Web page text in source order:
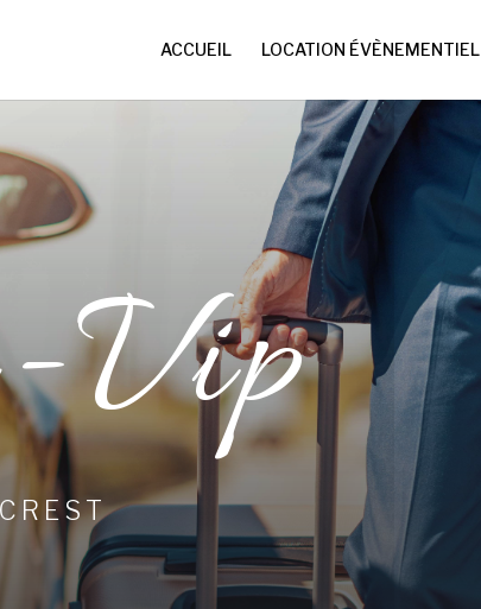
ACCUEIL LOCATION ÉVÈNEMENTIEL
Vip